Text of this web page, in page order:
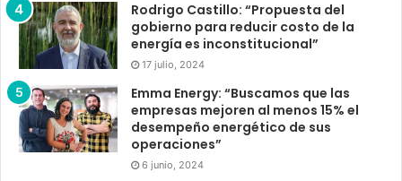
Rodrigo Castillo: “Propuesta del
gobierno para reducir costo de la
energía es inconstitucional”
17 julio, 2024
Emma Energy: “Buscamos que las
empresas mejoren al menos 15% el
desempeño energético de sus
operaciones”
6 junio, 2024